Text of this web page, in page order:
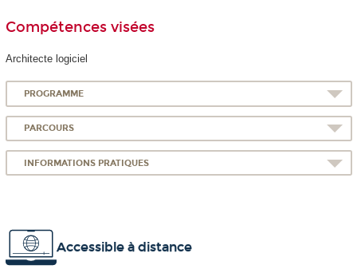
Compétences visées
Architecte logiciel
PROGRAMME
PARCOURS
INFORMATIONS PRATIQUES
Accessible à distance